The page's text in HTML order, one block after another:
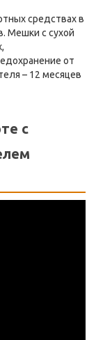
средствах в
Мешки с сухой
от
– 12 месяцев
с